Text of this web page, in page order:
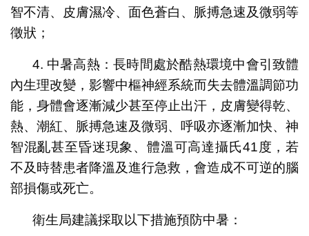
智不清、皮膚濕冷、面色蒼白、脈搏急速及微弱等
徵狀；
4. 中暑高熱：長時間處於酷熱環境中會引致體
內生理改變，影響中樞神經系統而失去體溫調節功
能，身體會逐漸減少甚至停止出汗，皮膚變得乾、
熱、潮紅、脈搏急速及微弱、呼吸亦逐漸加快、神
智混亂甚至昏迷現象、體溫可高達攝氏41度，若
不及時替患者降溫及進行急救，會造成不可逆的腦
部損傷或死亡。
衛生局建議採取以下措施預防中暑：